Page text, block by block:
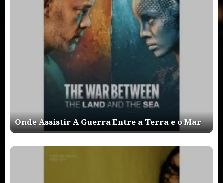
Onde Assistir A Guerra Entre a Terra e o Mar